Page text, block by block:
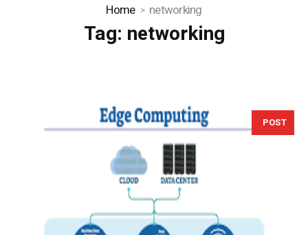
Home networking
Tag: networking
POST